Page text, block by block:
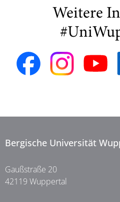
Weitere
Bergische Universität
Gaußstraße 20
42119 Wuppertal